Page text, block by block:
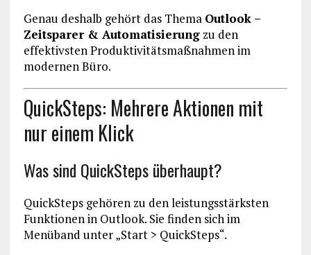
Genau deshalb gehört das Thema Outlook –
Zeitsparer & Automatisierungzu den
effektivsten Produktivitätsmaßnahmen im
modernen Büro.
QuickSteps: Mehrere Aktionen mit
nur einem Klick
Was sind QuickSteps überhaupt?
QuickSteps gehören zu den leistungsstärksten
Funktionen in Outlook. Sie finden sich im
Menüband unter „Start > QuickSteps“.